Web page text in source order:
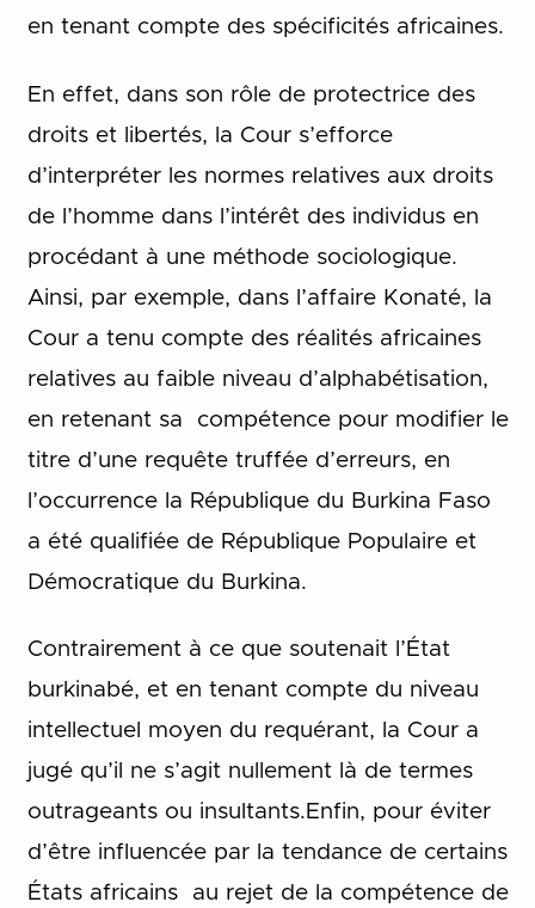
en tenant compte des spécificités africaines.
En effet, dans son rôle de protectrice des
droits et libertés, la Cour s’efforce
d’interpréter les normes relatives aux droits
de l’homme dans l’intérêt des individus en
procédant à une méthode sociologique.
Ainsi, par exemple, dans l’affaire Konaté, la
Cour a tenu compte des réalités africaines
relatives au faible niveau d’alphabétisation,
en retenant sa compétence pour modifier le
titre d’une requête truffée d’erreurs, en
l’occurrence la République du Burkina Faso
a été qualifiée de République Populaire et
Démocratique du Burkina.
Contrairement à ce que soutenait l’État
burkinabé, et en tenant compte du niveau
intellectuel moyen du requérant, la Cour a
jugé qu’il ne s’agit nullement là de termes
outrageants ou insultants.Enfin, pour éviter
d’être influencée par la tendance de certains
États africains au rejet de la compétence de